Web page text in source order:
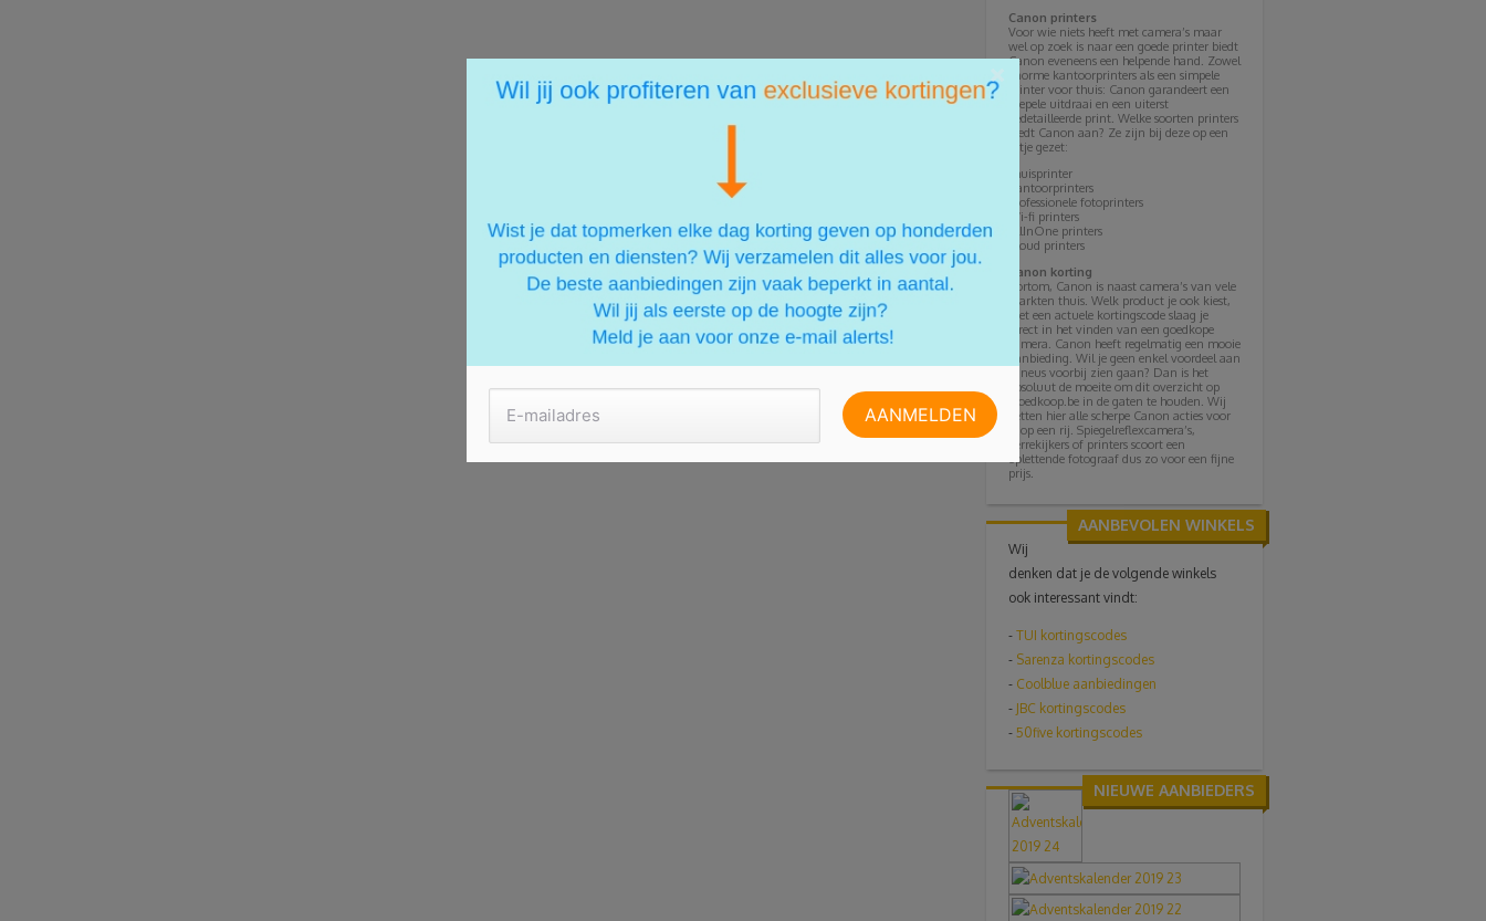
Canon printers
Voor wie niets heeft met camera’s maar
wel op zoek is naar een goede printer biedt
Canon eveneens een helpende hand. Zowel
enorme kantoorprinters als een simpele
printer voor thuis: Canon garandeert een
soepele uitdraai en een uiterst
gedetailleerde print. Welke soorten printers
biedt Canon aan? Ze zijn bij deze op een
rijtje gezet:
Thuisprinter
Kantoorprinters
Professionele fotoprinters
Wi-fi printers
AllInOne printers
Cloud printers
Canon korting
Kortom, Canon is naast camera’s van vele
markten thuis. Welk product je ook kiest,
met een actuele kortingscode slaag je
direct in het vinden van een goedkope
camera. Canon heeft regelmatig een mooie
aanbieding. Wil je geen enkel voordeel aan
je neus voorbij zien gaan? Dan is het
absoluut de moeite om dit overzicht op
Goedkoop.be in de gaten te houden. Wij
zetten hier alle scherpe Canon acties voor
je op een rij. Spiegelreflexcamera’s,
verrekijkers of printers scoort een
oplettende fotograaf dus zo voor een fijne
prijs.
AANBEVOLEN WINKELS
Wij
denken dat je de volgende winkels
ook interessant vindt:
- TUI kortingscodes
- Sarenza kortingscodes
- Coolblue aanbiedingen
- JBC kortingscodes
- 50five kortingscodes
NIEUWE AANBIEDERS
×